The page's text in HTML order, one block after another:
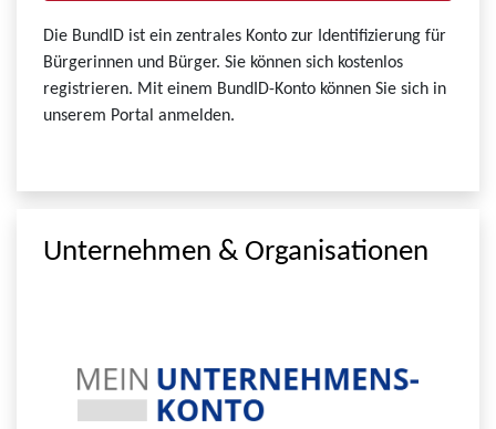
Die BundID ist ein zentrales Konto zur Identifizierung für
Bürgerinnen und Bürger. Sie können sich kostenlos
registrieren. Mit einem BundID-Konto können Sie sich in
unserem Portal anmelden.
Unternehmen & Organisationen